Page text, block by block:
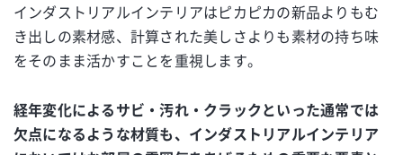
インダストリアルインテリアはピカピカの新品よりもむ
き出しの素材感、計算された美しさよりも素材の持ち味
をそのまま活かすことを重視します。
経年変化によるサビ・汚れ・クラックといった通常では
欠点になるような材質も、インダストリアルインテリア